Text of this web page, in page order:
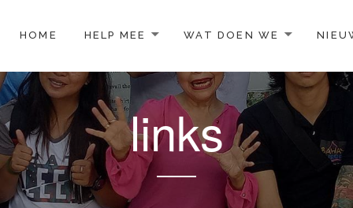
HOME HELP MEE WAT DOEN WE
links